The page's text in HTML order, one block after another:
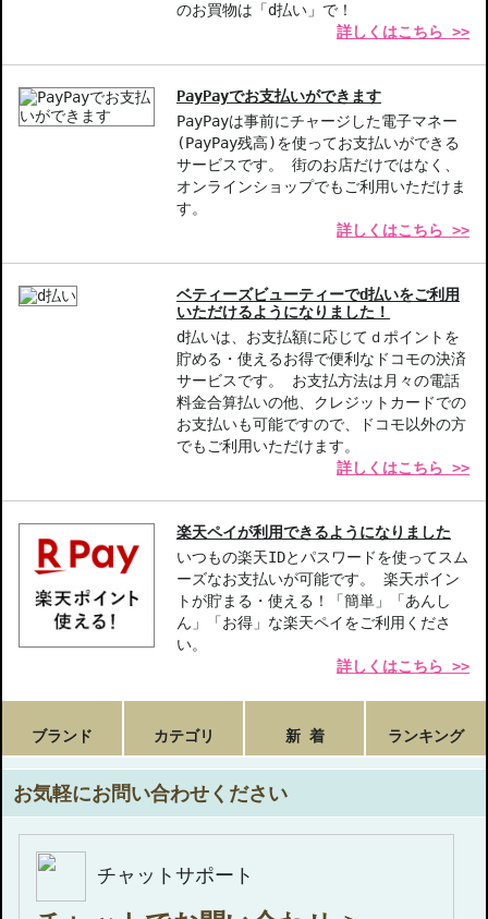
のお買物は「d払い」で！
詳しくはこちら >>
PayPayでお支払いができます
PayPayは事前にチャージした電子マネー
(PayPay残高)を使ってお支払いができる
サービスです。 街のお店だけではなく、
オンラインショップでもご利用いただけま
す。
詳しくはこちら >>
ベティーズビューティーでd払いをご利用
いただけるようになりました！
d払いは、お支払額に応じてｄポイントを
貯める・使えるお得で便利なドコモの決済
サービスです。 お支払方法は月々の電話
料金合算払いの他、クレジットカードでの
お支払いも可能ですので、ドコモ以外の方
でもご利用いただけます。
詳しくはこちら >>
楽天ペイが利用できるようになりました
いつもの楽天IDとパスワードを使ってスム
ーズなお支払いが可能です。 楽天ポイン
トが貯まる・使える！「簡単」「あんし
ん」「お得」な楽天ペイをご利用くださ
い。
詳しくはこちら >>
ブランド カテゴリ 新 着 ランキング
お気軽にお問い合わせください
チャットサポート